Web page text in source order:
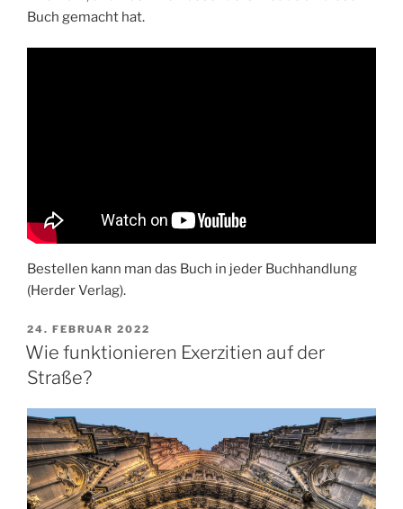
Buch gemacht hat.
Bestellen kann man das Buch in jeder Buchhandlung
(Herder Verlag).
VERÖFFENTLICHT
AM
24. FEBRUAR 2022
Wie funktionieren Exerzitien auf der
Straße?